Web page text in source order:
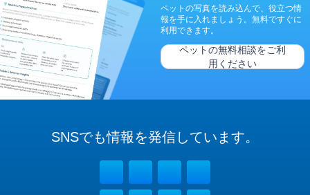
ペットの写真を読み込んで、役立つ情
報を手に入れましょう。無料ですぐに
利用できます。
ペットの無料相談をご利
用ください
SNSでも情報を発信しています。